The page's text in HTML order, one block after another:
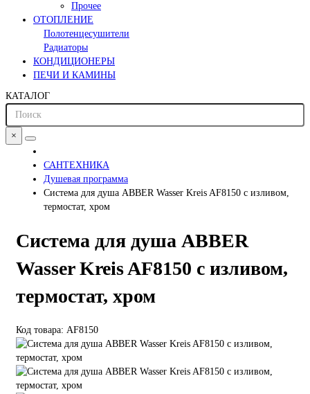
Прочее
ОТОПЛЕНИЕ
Полотенцесушители
Радиаторы
КОНДИЦИОНЕРЫ
ПЕЧИ И КАМИНЫ
КАТАЛОГ
×
САНТЕХНИКА
Душевая программа
Система для душа ABBER Wasser Kreis AF8150 с изливом,
термостат, хром
Система для душа ABBER
Wasser Kreis AF8150 с изливом,
термостат, хром
Код товара: AF8150